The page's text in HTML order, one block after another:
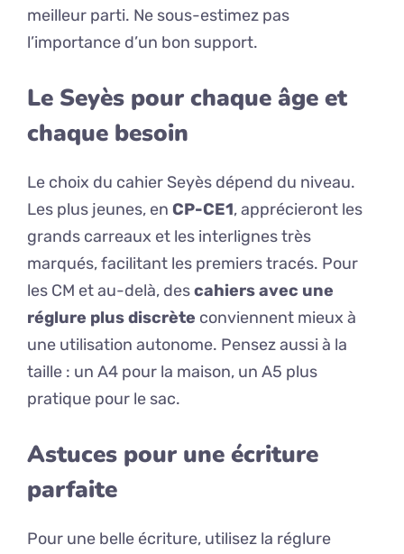
meilleur parti. Ne sous-estimez pas
l’importance d’un bon support.
Le Seyès pour chaque âge et
chaque besoin
Le choix du cahier Seyès dépend du niveau.
Les plus jeunes, en CP-CE1, apprécieront les
grands carreaux et les interlignes très
marqués, facilitant les premiers tracés. Pour
les CM et au-delà, descahiers avec une
réglure plus discrète conviennent mieux à
une utilisation autonome. Pensez aussi à la
taille : un A4 pour la maison, un A5 plus
pratique pour le sac.
Astuces pour une écriture
parfaite
Pour une belle écriture, utilisez la réglure